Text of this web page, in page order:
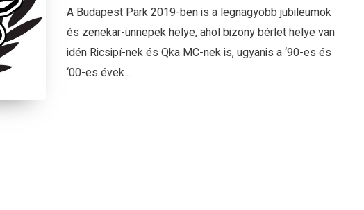
A Budapest Park 2019-ben is a legnagyobb jubileumok
és zenekar-ünnepek helye, ahol bizony bérlet helye van
idén Ricsipí-nek és Qka MC-nek is, ugyanis a ‘90-es és
‘00-es évek...